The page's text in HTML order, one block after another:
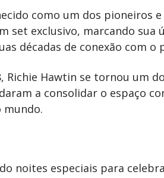
como um dos pioneiros
set exclusivo, marcando sua
décadas de conexão com
Richie Hawtin se tornou um
a consolidar o espaço
mundo.
noites especiais para